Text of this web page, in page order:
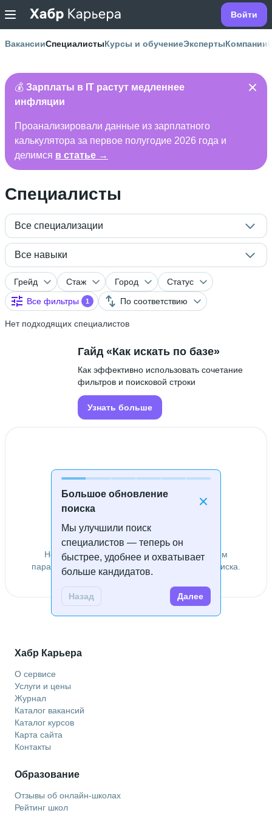
Войти
ВакансииСпециалистыКурсы и обучениеЭкспертыКомпании
💰 Зарплаты в IT растут медленнее
инфляции
Проанализировали данные из зарплатного
калькулятора за первое полугодие 2026 года и
делимся в статье →
Специалисты
Все специализации
Все навыки
Грейд Стаж Город
Статус
Все фильтры
1 По соответствию
Нет подходящих специалистов
Большое обновление
поиска
Мы улучшили поиск
специалистов — теперь он
быстрее, удобнее и охватывает
больше кандидатов.
Назад Далее
Гайд «Как искать по базе»
Как эффективно использовать сочетание
фильтров и поисковой строки
Узнать больше
Специалисты не найдены
Не удалось найти специалистов по заданным
параметрам. Попробуйте изменить условия поиска.
Хабр Карьера
О сервисе
Услуги и цены
Журнал
Каталог вакансий
Каталог курсов
Карта сайта
Контакты
Образование
Отзывы об онлайн-школах
Рейтинг школ